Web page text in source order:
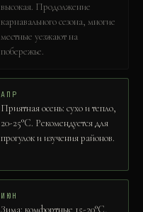
высокая. Продолжение
карнавального сезона, многие
местные уезжают на
побережье.
АПР
Приятная осень: сухо и тепло,
20-25°C. Рекомендуется для
прогулок и изучения районов.
ИЮН
Зима: комфортные 15-20°C,